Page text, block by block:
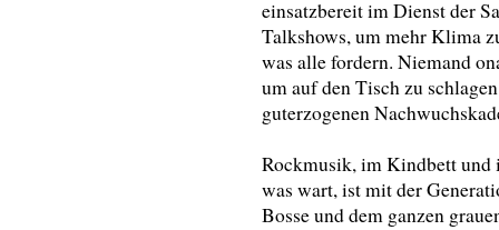
einsatzbereit im Dienst der
Talkshows, um mehr Klima
was alle fordern. Niemand
um auf den Tisch zu
guterzogenen
Rockmusik, im Kindbett und
was wart, ist mit der
Bosse und dem ganzen